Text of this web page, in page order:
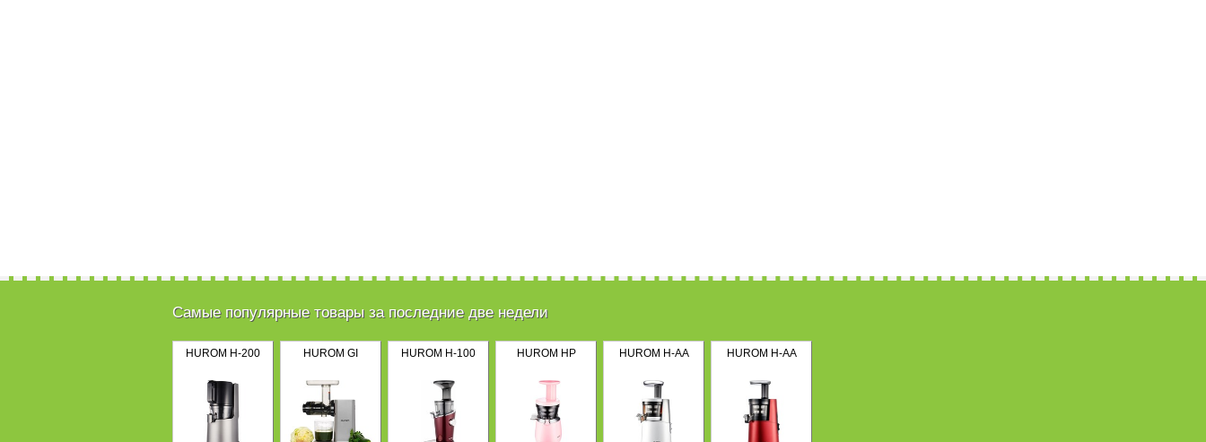
Самые популярные товары за последние две недели
HUROM H-200 HUROM GI HUROM H-100 HUROM HP HUROM H-AA HUROM H-AA